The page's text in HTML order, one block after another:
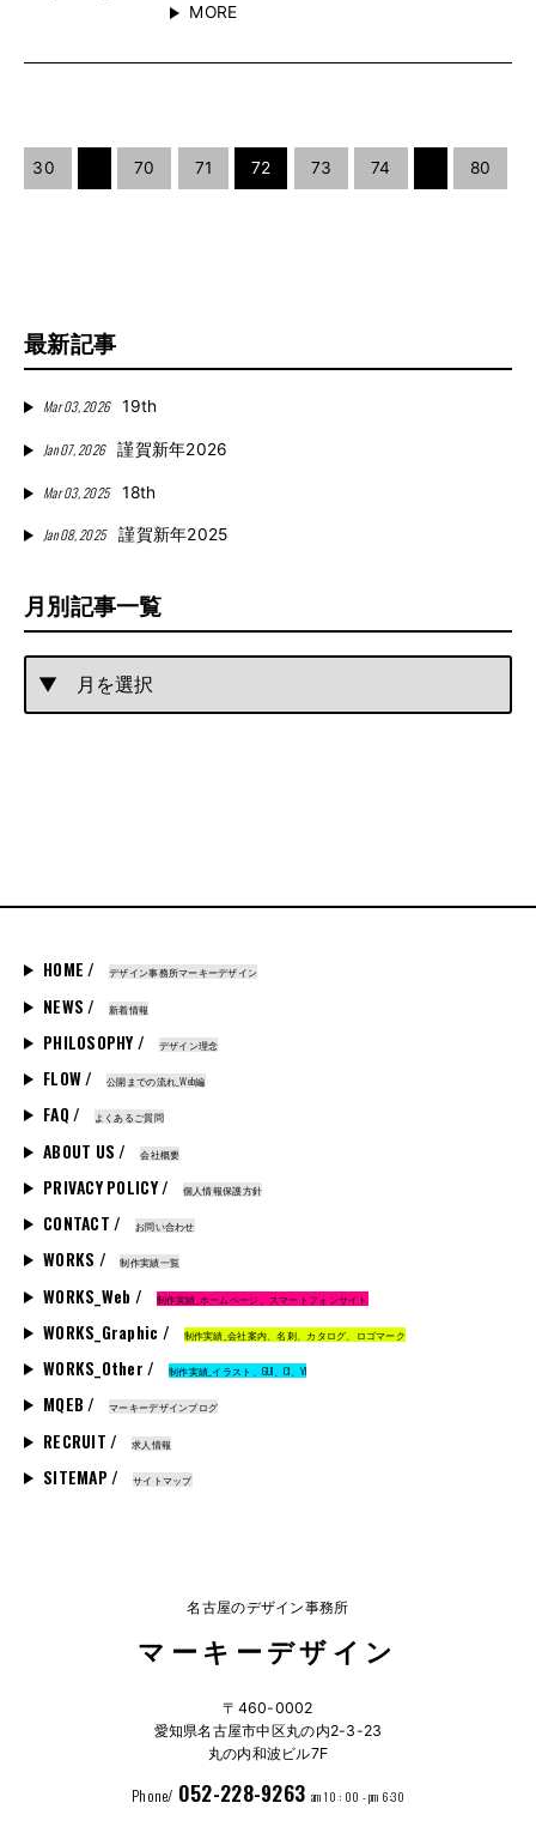
MORE
30 70 71 72 73 74 80
最新記事
Mar 03, 2026 19th
Jan 07, 2026 謹賀新年2026
Mar 03, 2025 18th
Jan 08, 2025 謹賀新年2025
月別記事一覧
HOME / デザイン事務所マーキーデザイン
NEWS / 新着情報
PHILOSOPHY / デザイン理念
FLOW / 公開までの流れ_Web編
FAQ / よくあるご質問
ABOUT US / 会社概要
PRIVACY POLICY / 個人情報保護方針
CONTACT / お問い合わせ
WORKS / 制作実績一覧
WORKS_Web / 制作実績_ホームページ、スマートフォンサイト
WORKS_Graphic / 制作実績_会社案内、名刺、カタログ、ロゴマーク
WORKS_Other / 制作実績_イラスト、GUI、CI、VI
MQEB / マーキーデザインブログ
RECRUIT / 求人情報
SITEMAP / サイトマップ
名古屋のデザイン事務所
マーキーデザイン
〒460-0002
愛知県名古屋市中区丸の内2-3-23
丸の内和波ビル7F
Phone/ 052-228-9263 am 10 : 00 - pm 6:30